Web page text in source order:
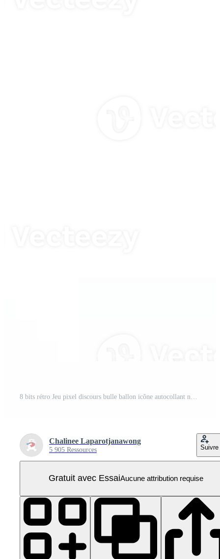
Chalinee Laparotjanawong
5 905 Ressources Suivre
Gratuit avec EssaiAucune attribution requise